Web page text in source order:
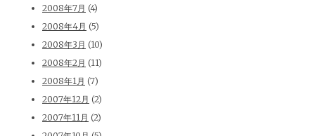
2008年7月 (4)
2008年4月 (5)
2008年3月 (10)
2008年2月 (11)
2008年1月 (7)
2007年12月 (2)
2007年11月 (2)